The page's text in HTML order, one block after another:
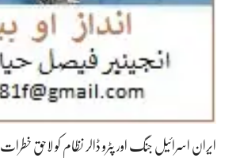
ایران اسرائیل جنگ اور پٹرو ڈالر نظام کو لاحق خطرات